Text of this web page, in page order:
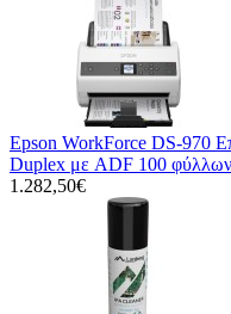
Epson WorkForce DS-970
Duplex με ADF 100 φύλλων
1.282,50€